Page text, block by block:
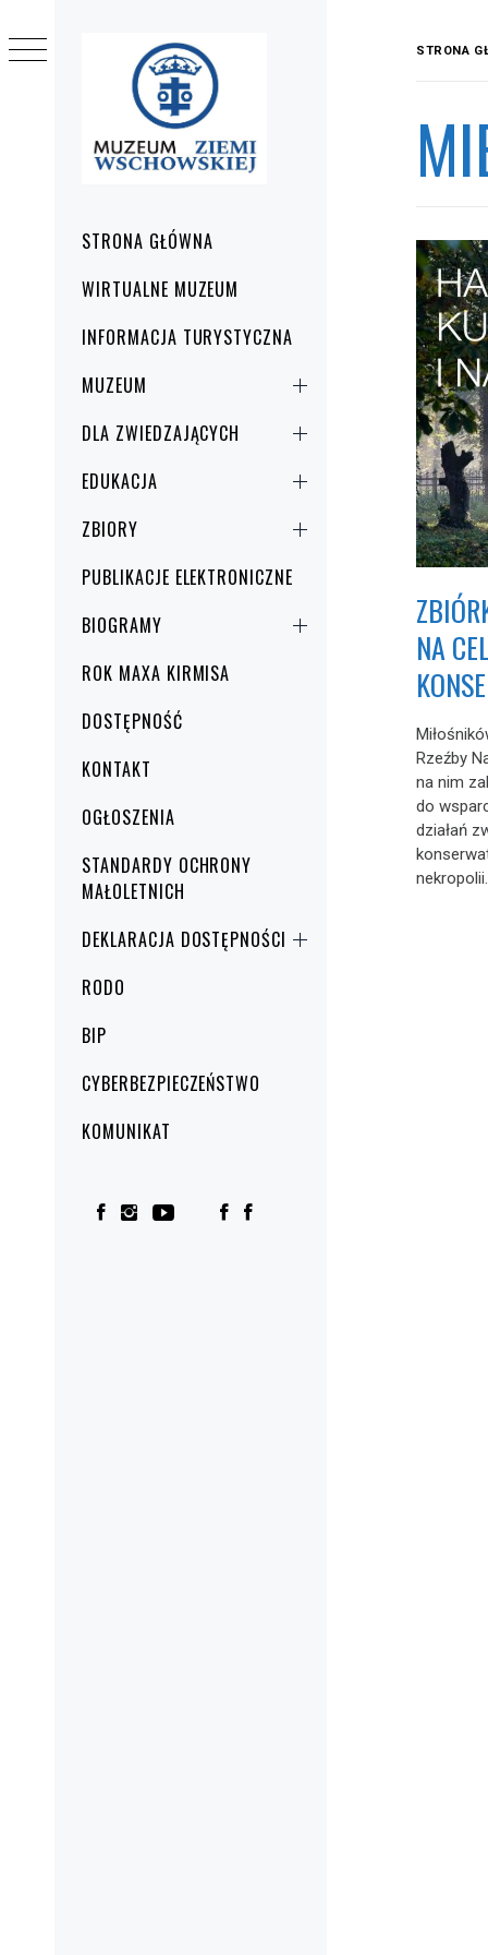
główneSTRONA GŁÓWNA
WIRTUALNE MUZEUM
INFORMACJA TURYSTYCZNA
MUZEUM
DLA ZWIEDZAJĄCYCH
EDUKACJA
ZBIORY
PUBLIKACJE ELEKTRONICZNE
BIOGRAMY
ROK MAXA KIRMISA
DOSTĘPNOŚĆ
KONTAKT
OGŁOSZENIA
STANDARDY OCHRONY
MAŁOLETNICH
DEKLARACJA DOSTĘPNOŚCI
RODO
BIP
CYBERBEZPIECZEŃSTWO
KOMUNIKAT
STRONA
NA
Rzeźby
na nim
do
działań